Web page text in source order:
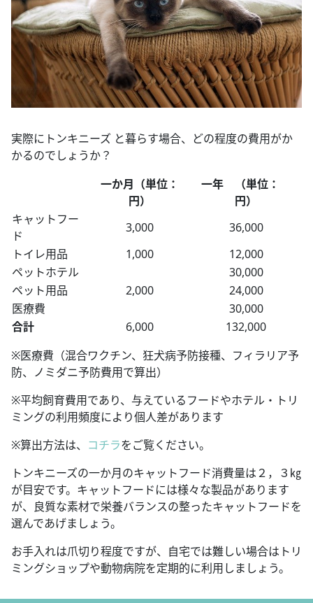
実際にトンキニーズ と暮らす場合、どの程度の費用がか
かるのでしょうか？
一か月（単位：
円）
一年 （単位：
円）
キャットフー
ド
3,000
36,000
トイレ用品
1,000
12,000
ペットホテル
30,000
ペット用品
2,000
24,000
医療費
30,000
合計
6,000
132,000
※医療費（混合ワクチン、狂犬病予防接種、フィラリア予
防、ノミダニ予防費用で算出）
※平均飼育費用であり、与えているフードやホテル・トリ
ミングの利用頻度により個人差があります
※算出方法は、 コチラをご覧ください。
トンキニーズの一か月のキャットフード消費量は２，３㎏
が目安です。キャットフードには様々な製品があります
が、良質な素材で栄養バランスの整ったキャットフードを
選んであげましょう。
お手入れは爪切り程度ですが、自宅では難しい場合はトリ
ミングショップや動物病院を定期的に利用しましょう。